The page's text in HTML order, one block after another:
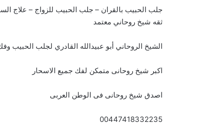
جلب الحبيب بالقران – جلب الحبيب للزواج –
ثقه شيخ روحاني معتمد
الشيخ الروحاني أبو عبيدالله القادري لجلب الحبيب
اكبر شيخ روحانى متمكن لفك جميع الاسحار
اصدق شيخ روحانى فى الوطن العربى
00447418332235